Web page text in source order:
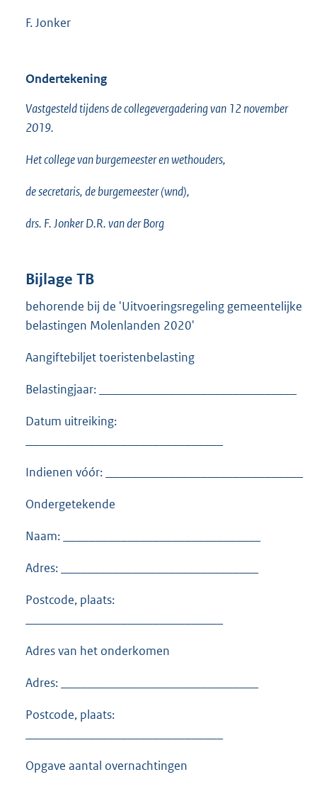
F. Jonker
Ondertekening
Vastgesteld tijdens de collegevergadering van 12 november
2019.
Het college van burgemeester en wethouders,
de secretaris, de burgemeester (wnd),
drs. F. Jonker D.R. van der Borg
Bijlage TB
behorende bij de 'Uitvoeringsregeling gemeentelijke
belastingen Molenlanden 2020'
Aangiftebiljet toeristenbelasting
Belastingjaar: _______________________________
Datum uitreiking:
Indienen vóór: _______________________________
Ondergetekende
Naam: _______________________________
Adres: _______________________________
Postcode, plaats:
Adres van het onderkomen
Adres: _______________________________
Postcode, plaats:
Opgave aantal overnachtingen